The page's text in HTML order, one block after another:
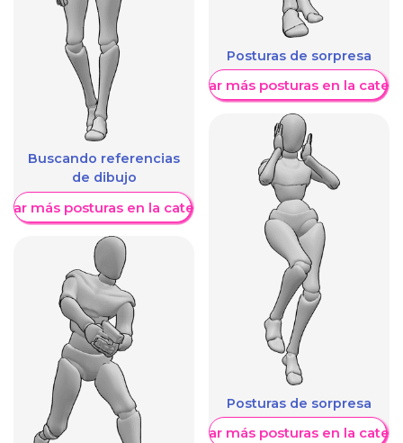
Buscando referencias
de dibujo
más posturas en la categoría
Posturas de sorpresa
Mostrar más posturas en la
Posturas de sorpresa
Mostrar más posturas en la